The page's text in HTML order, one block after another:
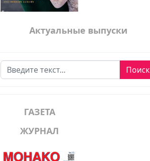
Актуальные выпуски
Поиск Поиск
ГАЗЕТА
ЖУРНАЛ